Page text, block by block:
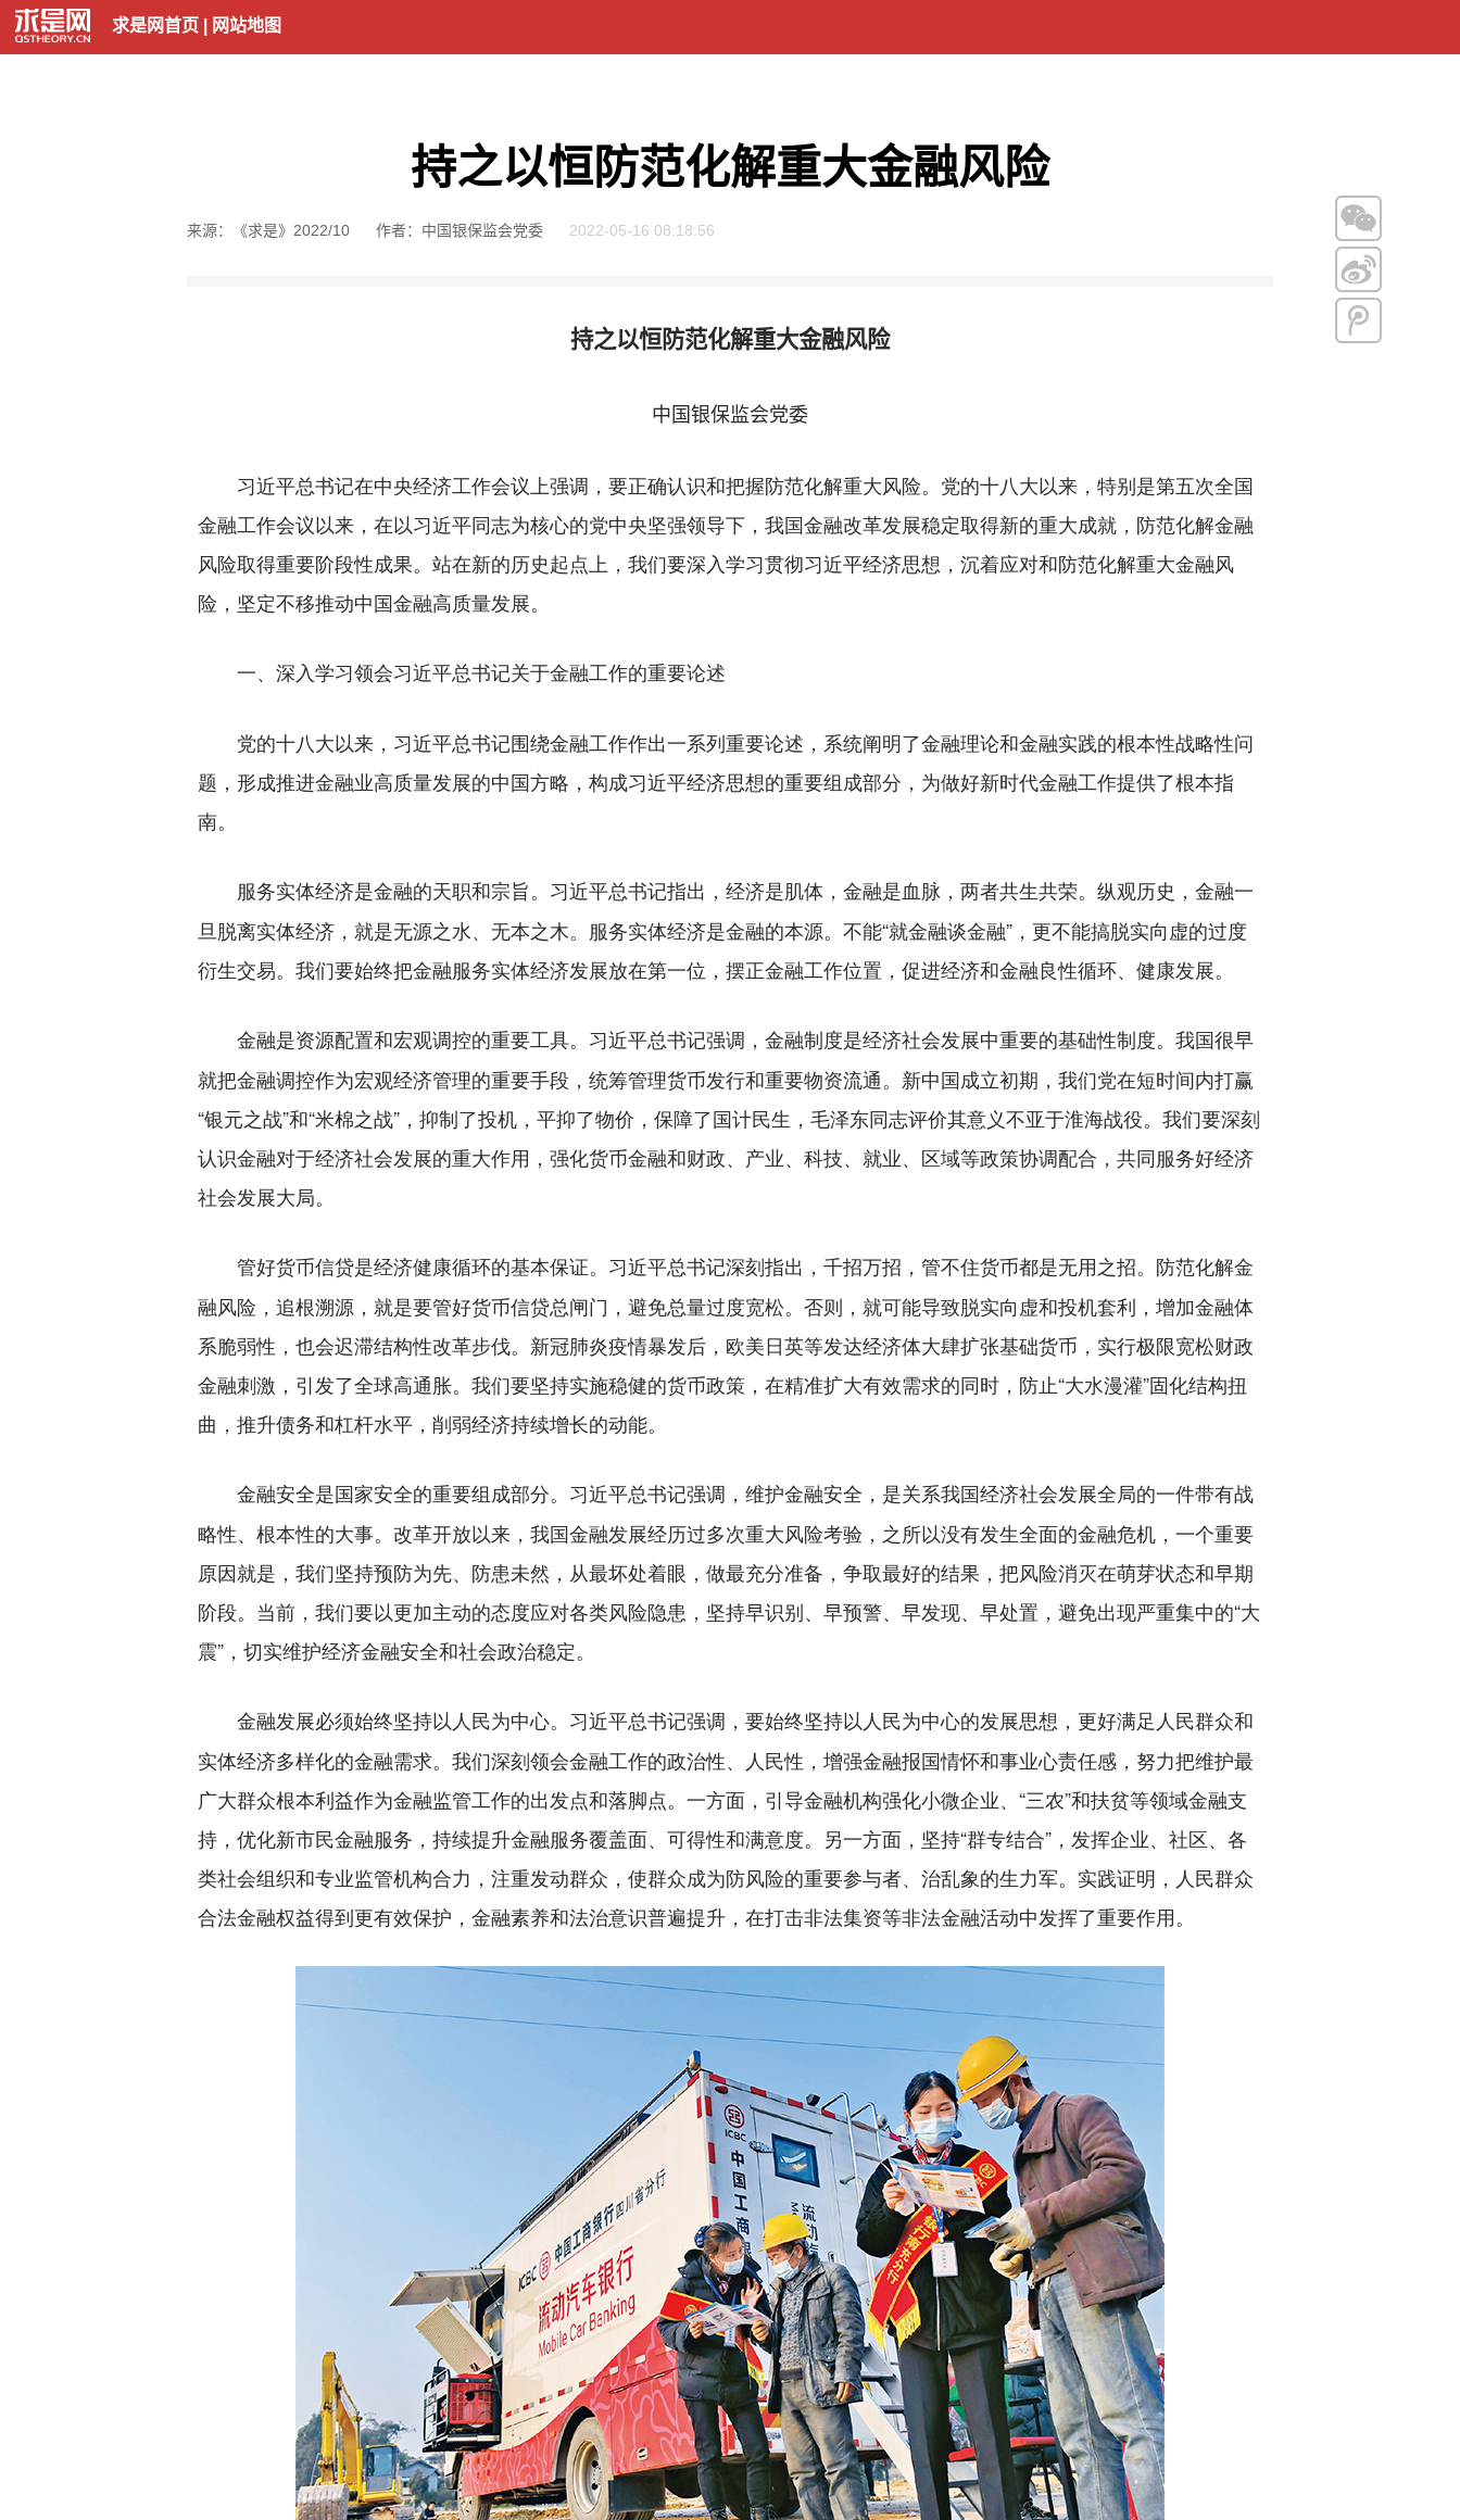
求是网首页 网站地图
持之以恒防范化解重大金融风险
来源：《求是》2022/10 作者：中国银保监会党委 2022-05-16 08:18:56
持之以恒防范化解重大金融风险
中国银保监会党委
习近平总书记在中央经济工作会议上强调，要正确认识和把握防范化解重大风险。党的十八大以来，特别是第五次全国
金融工作会议以来，在以习近平同志为核心的党中央坚强领导下，我国金融改革发展稳定取得新的重大成就，防范化解金融
风险取得重要阶段性成果。站在新的历史起点上，我们要深入学习贯彻习近平经济思想，沉着应对和防范化解重大金融风
险，坚定不移推动中国金融高质量发展。
一、深入学习领会习近平总书记关于金融工作的重要论述
党的十八大以来，习近平总书记围绕金融工作作出一系列重要论述，系统阐明了金融理论和金融实践的根本性战略性问
题，形成推进金融业高质量发展的中国方略，构成习近平经济思想的重要组成部分，为做好新时代金融工作提供了根本指
南。
服务实体经济是金融的天职和宗旨。 习近平总书记指出，经济是肌体，金融是血脉，两者共生共荣。纵观历史，金融一
旦脱离实体经济，就是无源之水、无本之木。服务实体经济是金融的本源。不能“就金融谈金融”，更不能搞脱实向虚的过度
衍生交易。我们要始终把金融服务实体经济发展放在第一位，摆正金融工作位置，促进经济和金融良性循环、健康发展。
金融是资源配置和宏观调控的重要工具。 习近平总书记强调，金融制度是经济社会发展中重要的基础性制度。我国很早
就把金融调控作为宏观经济管理的重要手段，统筹管理货币发行和重要物资流通。新中国成立初期，我们党在短时间内打赢
“银元之战”和“米棉之战”，抑制了投机，平抑了物价，保障了国计民生，毛泽东同志评价其意义不亚于淮海战役。我们要深刻
认识金融对于经济社会发展的重大作用，强化货币金融和财政、产业、科技、就业、区域等政策协调配合，共同服务好经济
社会发展大局。
管好货币信贷是经济健康循环的基本保证。 习近平总书记深刻指出，千招万招，管不住货币都是无用之招。防范化解金
融风险，追根溯源，就是要管好货币信贷总闸门，避免总量过度宽松。否则，就可能导致脱实向虚和投机套利，增加金融体
系脆弱性，也会迟滞结构性改革步伐。新冠肺炎疫情暴发后，欧美日英等发达经济体大肆扩张基础货币，实行极限宽松财政
金融刺激，引发了全球高通胀。我们要坚持实施稳健的货币政策，在精准扩大有效需求的同时，防止“大水漫灌”固化结构扭
曲，推升债务和杠杆水平，削弱经济持续增长的动能。
金融安全是国家安全的重要组成部分。 习近平总书记强调，维护金融安全，是关系我国经济社会发展全局的一件带有战
略性、根本性的大事。改革开放以来，我国金融发展经历过多次重大风险考验，之所以没有发生全面的金融危机，一个重要
原因就是，我们坚持预防为先、防患未然，从最坏处着眼，做最充分准备，争取最好的结果，把风险消灭在萌芽状态和早期
阶段。当前，我们要以更加主动的态度应对各类风险隐患，坚持早识别、早预警、早发现、早处置，避免出现严重集中的“大
震”，切实维护经济金融安全和社会政治稳定。
金融发展必须始终坚持以人民为中心。 习近平总书记强调，要始终坚持以人民为中心的发展思想，更好满足人民群众和
实体经济多样化的金融需求。我们深刻领会金融工作的政治性、人民性，增强金融报国情怀和事业心责任感，努力把维护最
广大群众根本利益作为金融监管工作的出发点和落脚点。一方面，引导金融机构强化小微企业、“三农”和扶贫等领域金融支
持，优化新市民金融服务，持续提升金融服务覆盖面、可得性和满意度。另一方面，坚持“群专结合”，发挥企业、社区、各
类社会组织和专业监管机构合力，注重发动群众，使群众成为防风险的重要参与者、治乱象的生力军。实践证明，人民群众
合法金融权益得到更有效保护，金融素养和法治意识普遍提升，在打击非法集资等非法金融活动中发挥了重要作用。